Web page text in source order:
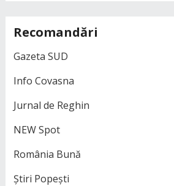
Recomandări
Gazeta SUD
Info Covasna
Jurnal de Reghin
NEW Spot
România Bună
Știri Popești